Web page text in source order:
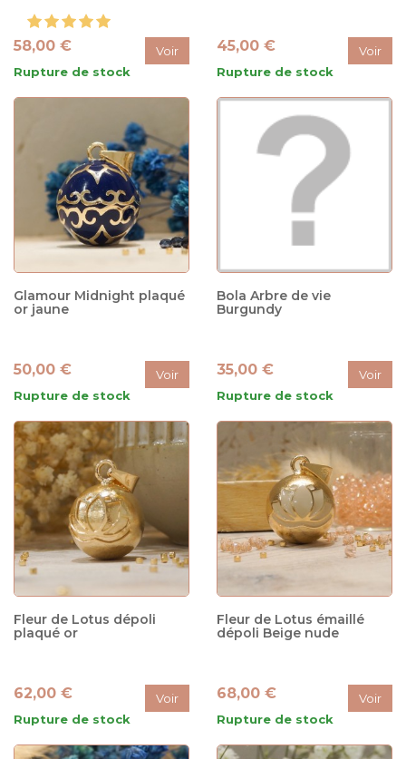
58,00 €
Voir
Rupture de stock
45,00 €
Voir
Rupture de stock
Glamour Midnight plaqué
or jaune
50,00 €
Voir
Rupture de stock
Bola Arbre de vie
Burgundy
35,00 €
Voir
Rupture de stock
Fleur de Lotus dépoli
plaqué or
62,00 €
Voir
Rupture de stock
Fleur de Lotus émaillé
dépoli Beige nude
68,00 €
Voir
Rupture de stock